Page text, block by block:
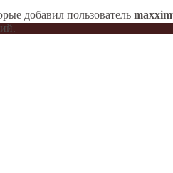
добавил пользователь